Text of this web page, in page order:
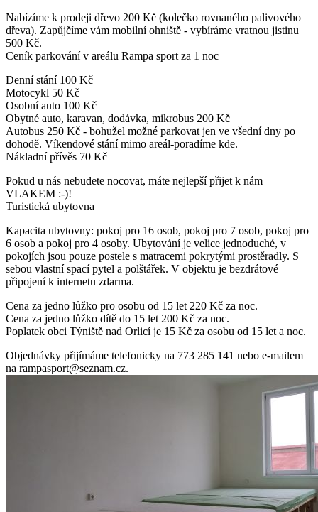
Nabízíme k prodeji dřevo 200 Kč (kolečko rovnaného palivového
dřeva). Zapůjčíme vám mobilní ohniště - vybíráme vratnou jistinu
500 Kč.
Ceník parkování v areálu Rampa sport za 1 noc
Denní stání 100 Kč
Motocykl 50 Kč
Osobní auto 100 Kč
Obytné auto, karavan, dodávka, mikrobus 200 Kč
Autobus 250 Kč - bohužel možné parkovat jen ve všední dny po
dohodě. Víkendové stání mimo areál-poradíme kde.
Nákladní přívěs 70 Kč
Pokud u nás nebudete nocovat, máte nejlepší přijet k nám
VLAKEM :-)!
Turistická ubytovna
Kapacita ubytovny: pokoj pro 16 osob, pokoj pro 7 osob, pokoj pro
6 osob a pokoj pro 4 osoby. Ubytování je velice jednoduché, v
pokojích jsou pouze postele s matracemi pokrytými prostěradly. S
sebou vlastní spací pytel a polštářek. V objektu je bezdrátové
připojení k internetu zdarma.
Cena za jedno lůžko pro osobu od 15 let 220 Kč za noc.
Cena za jedno lůžko dítě do 15 let 200 Kč za noc.
Poplatek obci Týniště nad Orlicí je 15 Kč za osobu od 15 let a noc.
Objednávky přijímáme telefonicky na 773 285 141 nebo e-mailem
na rampasport@seznam.cz.